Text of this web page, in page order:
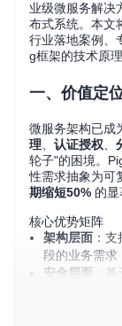
业级微服务解决
布式系统。本文
行业落地案例、
g框架的技术原
一、价值定
微服务架构已成
理
认证授权
轮子"的困境。
性需求抽象为可
期缩短50% 的显
核心优势矩阵
架构层面 ：
段的业务需求
安全层面 ：
：